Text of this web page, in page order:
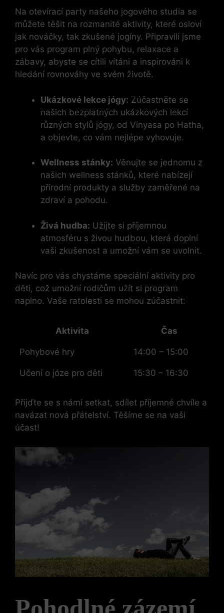
Na otevírací party našeho jogového studia se
můžete těšit na rozmanité aktivity, které osloví
jak nováčky, tak zkušené jogíny. Připravili jsme
pro vás program plný pohybu, relaxace a
zábavy, abyste se cítili vítáni a inspirováni k
hledání rovnováhy ve svém životě.
Ukázkové lekce jógy: Zúčastněte se
našich bezplatných ukázkových lekcí
různých stylů jógy, od Vinyasa po Hatha,
a objevte, co vám nejlépe vyhovuje.
Wellness stánky: Věnujte se jednomu z
našich wellness stánků, které nabízejí
přírodní produkty a služby zaměřené na
zdraví a pohodu.
Živá hudba: Užijte si příjemnou
atmosféru s živou hudbou, která doplní
vaši zkušenost a umožní vám se uvolnit.
Navíc pro vás chystáme speciální aktivity pro
děti, což umožní rodičům užít si program
naplno. Vaše ratolesti se mohou zúčastnit:
Aktivita Čas
Pohybové hry 14:00 – 15:00
Učení o józe pro děti 15:30 – 16:30
Přijďte se s námi setkat, sdílet příjemné chvíle a
navázat nová přátelství. Těšíme se na vaši
účast!